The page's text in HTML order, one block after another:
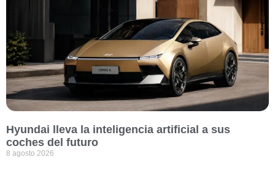
Hyundai lleva la inteligencia artificial a sus
coches del futuro
8 agosto 2026